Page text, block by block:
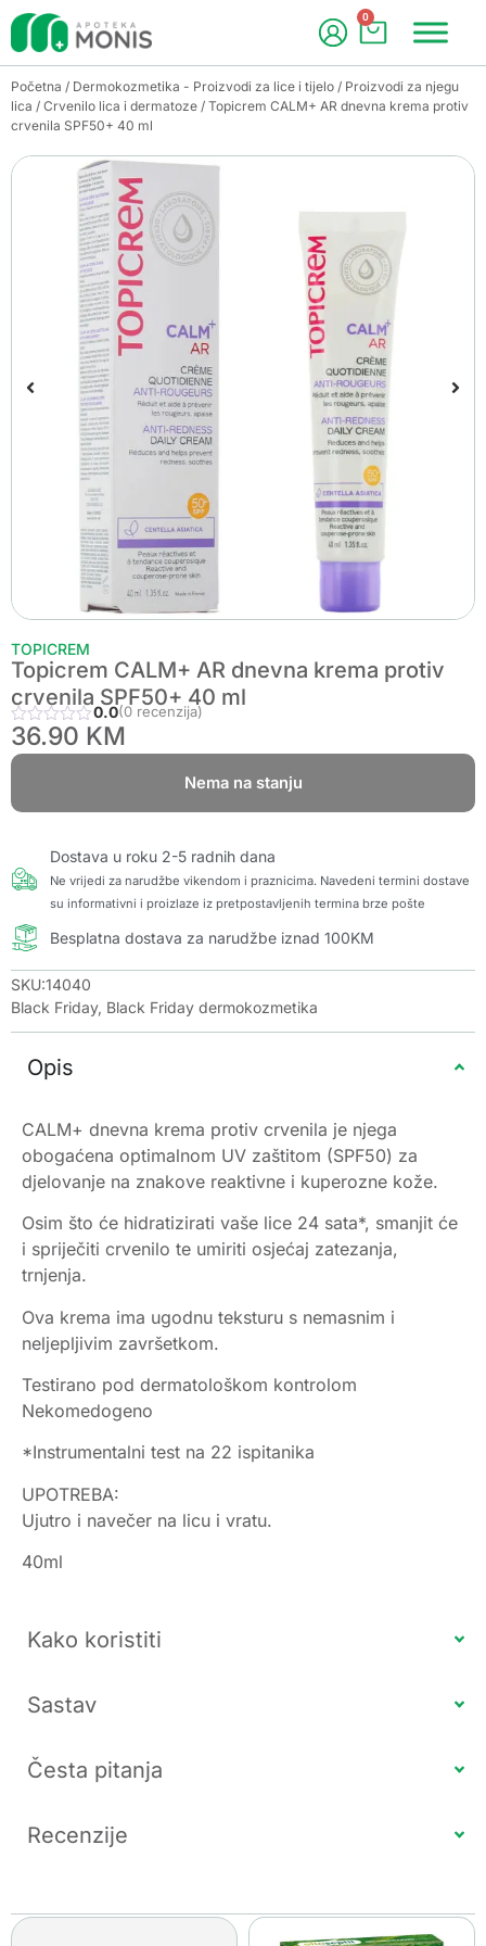
0
Početna / Dermokozmetika - Proizvodi za lice i tijelo / Proizvodi za njegu
lica / Crvenilo lica i dermatoze / Topicrem CALM+ AR dnevna krema protiv
crvenila SPF50+ 40 ml
TOPICREM
Topicrem CALM+ AR dnevna krema protiv
crvenila SPF50+ 40 ml
0.0(0 recenzija)
36.90 KM
Nema na stanju
Dostava u roku 2-5 radnih dana
Ne vrijedi za narudžbe vikendom i praznicima. Navedeni termini dostave
su informativni i proizlaze iz pretpostavljenih termina brze pošte
Besplatna dostava za narudžbe iznad 100KM
SKU:14040
Black Friday, Black Friday dermokozmetika
Opis
CALM+ dnevna krema protiv crvenila je njega
obogaćena optimalnom UV zaštitom (SPF50) za
djelovanje na znakove reaktivne i kuperozne kože.
Osim što će hidratizirati vaše lice 24 sata*, smanjit će
i spriječiti crvenilo te umiriti osjećaj zatezanja,
trnjenja.
Ova krema ima ugodnu teksturu s nemasnim i
neljepljivim završetkom.
Testirano pod dermatološkom kontrolom
Nekomedogeno
*Instrumentalni test na 22 ispitanika
UPOTREBA:
Ujutro i navečer na licu i vratu.
40ml
Kako koristiti
Sastav
Česta pitanja
Recenzije